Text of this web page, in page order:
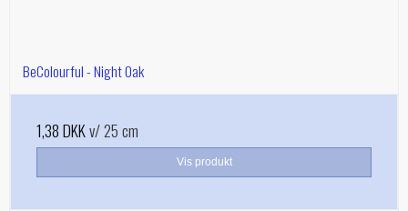
BeColourful - Night Oak
1,38 DKKv/ 25 cm
Vis produkt